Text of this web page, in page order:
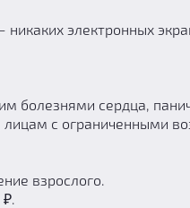
электронных
болезнями сердца,
лицам с ограниченными
взрослого.